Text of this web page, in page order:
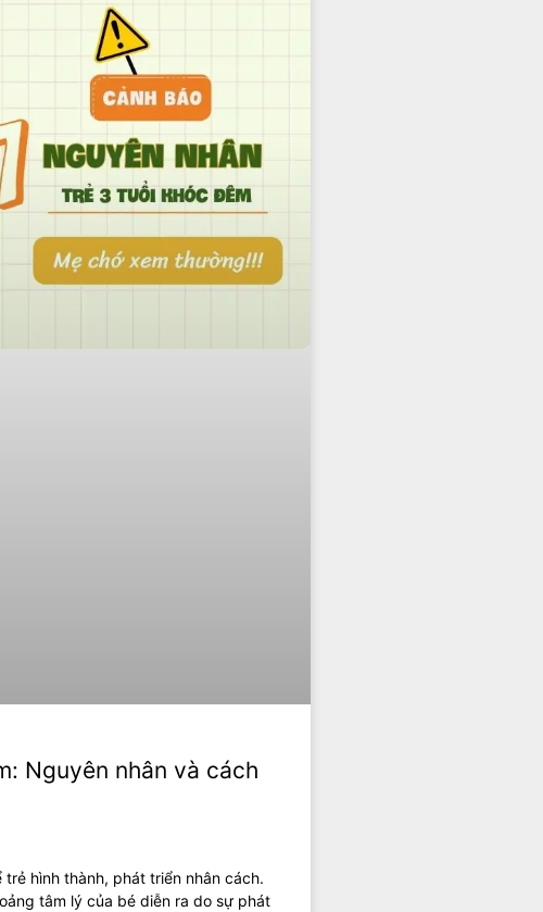
Nguyên nhân và cách
hình thành, phát triển nhân cách.
tâm lý của bé diễn ra do sự phát